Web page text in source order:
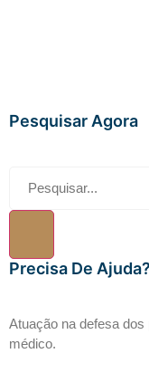
Pesquisar Agora
Precisa De Ajuda?
Atuação na defesa
médico.